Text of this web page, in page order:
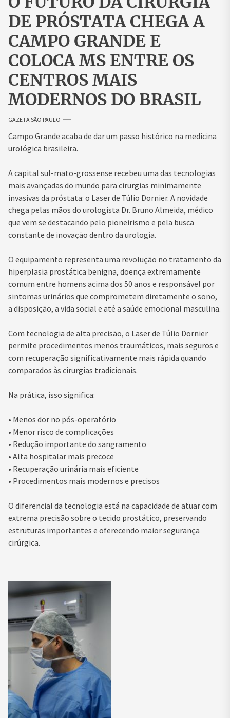
DE PRÓSTATA CHEGA A
CAMPO GRANDE E
COLOCA MS ENTRE OS
CENTROS MAIS
MODERNOS DO BRASIL
GAZETA SÃO PAULO
Campo Grande acaba de dar um passo histórico na medicina
urológica brasileira.
A capital sul-mato-grossense recebeu uma das tecnologias
mais avançadas do mundo para cirurgias minimamente
invasivas da próstata: o Laser de Túlio Dornier. A novidade
chega pelas mãos do urologista Dr. Bruno Almeida, médico
que vem se destacando pelo pioneirismo e pela busca
constante de inovação dentro da urologia.
O equipamento representa uma revolução no tratamento da
hiperplasia prostática benigna, doença extremamente
comum entre homens acima dos 50 anos e responsável por
sintomas urinários que comprometem diretamente o sono,
a disposição, a vida social e até a saúde emocional masculina.
Com tecnologia de alta precisão, o Laser de Túlio Dornier
permite procedimentos menos traumáticos, mais seguros e
com recuperação significativamente mais rápida quando
comparados às cirurgias tradicionais.
Na prática, isso significa:
• Menos dor no pós-operatório
• Menor risco de complicações
• Redução importante do sangramento
• Alta hospitalar mais precoce
• Recuperação urinária mais eficiente
• Procedimentos mais modernos e precisos
O diferencial da tecnologia está na capacidade de atuar com
extrema precisão sobre o tecido prostático, preservando
estruturas importantes e oferecendo maior segurança
cirúrgica.